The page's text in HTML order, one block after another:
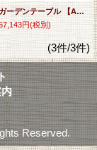
ガーデンテーブル 【Antique Garden Table】
円(税別)
(3件/3件)
Reserved.